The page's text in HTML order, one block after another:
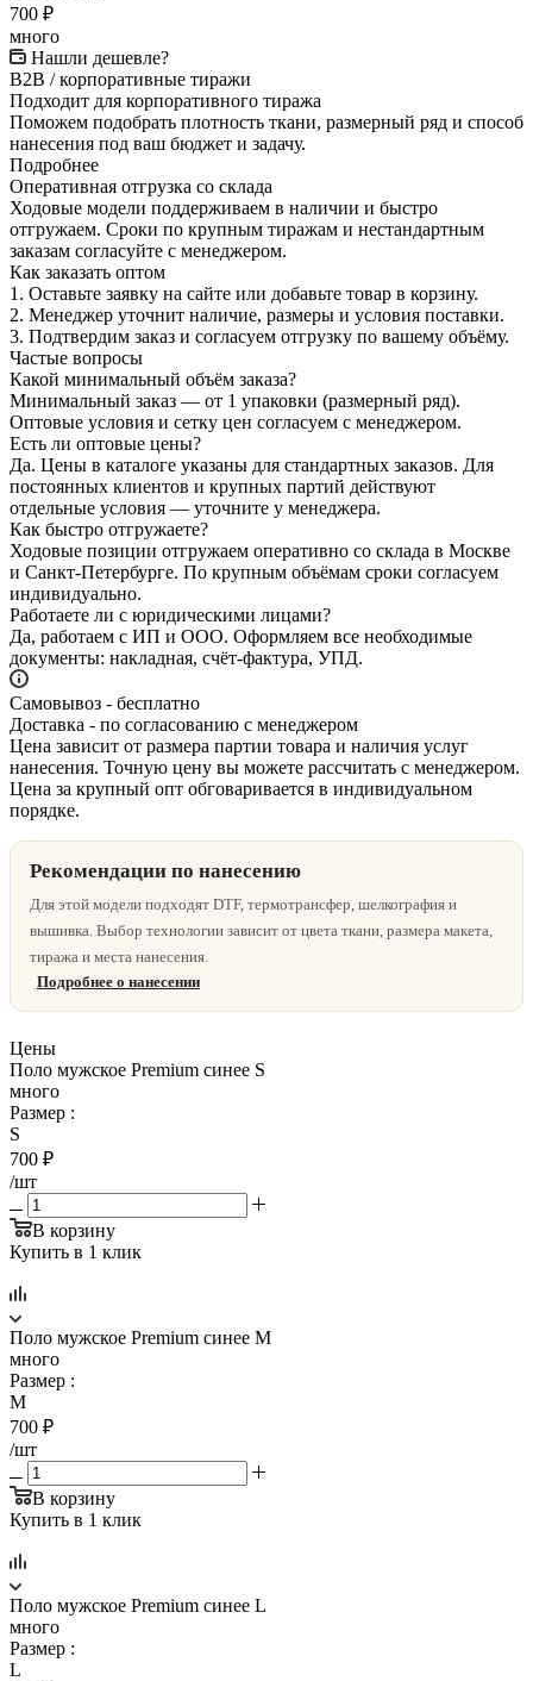
700 ₽
много
Нашли дешевле?
B2B / корпоративные тиражи
Подходит для корпоративного тиража
Поможем подобрать плотность ткани, размерный ряд и способ
нанесения под ваш бюджет и задачу.
Подробнее
Оперативная отгрузка со склада
Ходовые модели поддерживаем в наличии и быстро
отгружаем. Сроки по крупным тиражам и нестандартным
заказам согласуйте с менеджером.
Как заказать оптом
1. Оставьте заявку на сайте или добавьте товар в корзину.
2. Менеджер уточнит наличие, размеры и условия поставки.
3. Подтвердим заказ и согласуем отгрузку по вашему объёму.
Частые вопросы
Какой минимальный объём заказа?
Минимальный заказ — от 1 упаковки (размерный ряд).
Оптовые условия и сетку цен согласуем с менеджером.
Есть ли оптовые цены?
Да. Цены в каталоге указаны для стандартных заказов. Для
постоянных клиентов и крупных партий действуют
отдельные условия — уточните у менеджера.
Как быстро отгружаете?
Ходовые позиции отгружаем оперативно со склада в Москве
и Санкт‑Петербурге. По крупным объёмам сроки согласуем
индивидуально.
Работаете ли с юридическими лицами?
Да, работаем с ИП и ООО. Оформляем все необходимые
документы: накладная, счёт‑фактура, УПД.
Самовывоз - бесплатно
Доставка - по согласованию с менеджером
Цена зависит от размера партии товара и наличия услуг
нанесения. Точную цену вы можете рассчитать с менеджером.
Цена за крупный опт обговаривается в индивидуальном
порядке.
Рекомендации по нанесению
Для этой модели подходят DTF, термотрансфер, шелкография и
вышивка. Выбор технологии зависит от цвета ткани, размера макета,
тиража и места нанесения.
Подробнее о нанесении
Цены
Поло мужское Premium синее S
много
Размер :
S
700 ₽
/шт
В корзину
Купить в 1 клик
Поло мужское Premium синее M
много
Размер :
M
700 ₽
/шт
В корзину
Купить в 1 клик
Поло мужское Premium синее L
много
Размер :
L